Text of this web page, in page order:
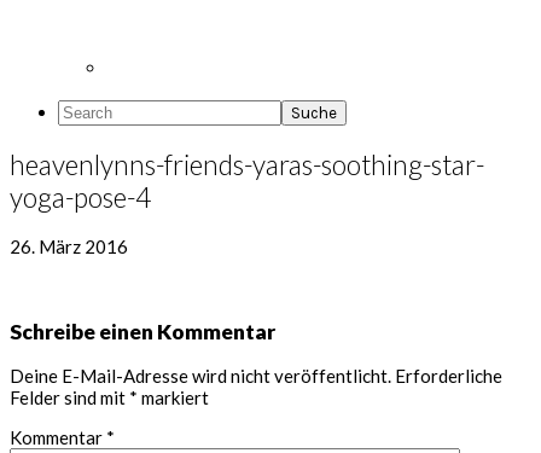
Search
heavenlynns-friends-yaras-soothing-star-
yoga-pose-4
26. März 2016
Leser-
Interaktionen
Schreibe einen Kommentar
Deine E-Mail-Adresse wird nicht veröffentlicht. Erforderliche
Felder sind mit * markiert
Kommentar *